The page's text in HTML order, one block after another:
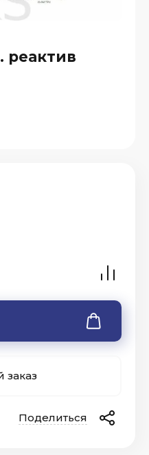
реактив
заказ
Поделиться